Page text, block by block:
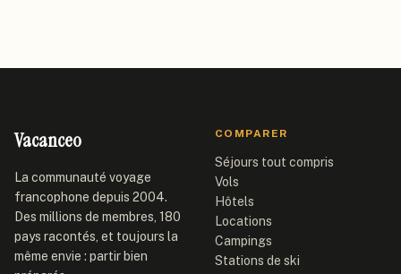
Vacanceo
La communauté voyage
francophone depuis 2004.
Des millions de membres, 180
pays racontés, et toujours la
même envie : partir bien
COMPARER
Séjours tout compris
Vols
Hôtels
Locations
Campings
Stations de ski